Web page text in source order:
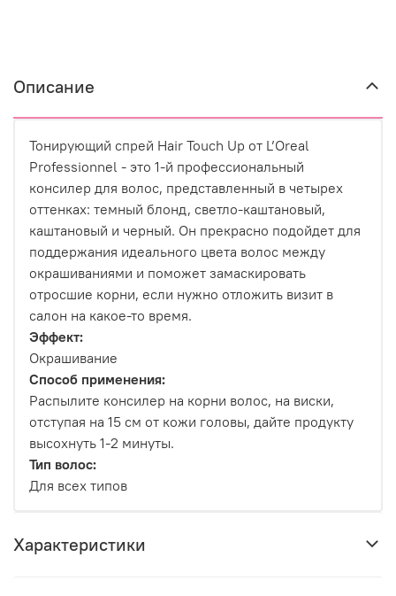
Описание
Тонирующий спрей Hair Touch Up от L’Oreal
Professionnel - это 1-й профессиональный
консилер для волос, представленный в четырех
оттенках: темный блонд, светло-каштановый,
каштановый и черный. Он прекрасно подойдет для
поддержания идеального цвета волос между
окрашиваниями и поможет замаскировать
отросшие корни, если нужно отложить визит в
салон на какое-то время.
Эффект:
Окрашивание
Способ применения:
Распылите консилер на корни волос, на виски,
отступая на 15 см от кожи головы, дайте продукту
высохнуть 1-2 минуты.
Тип волос:
Для всех типов
Характеристики